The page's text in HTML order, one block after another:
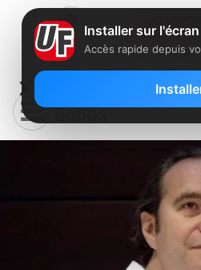
Xavier Niel,
Les Echos
Installer sur
Accès rapide depuis